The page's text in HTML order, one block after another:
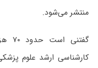
منتشر می‌شود.